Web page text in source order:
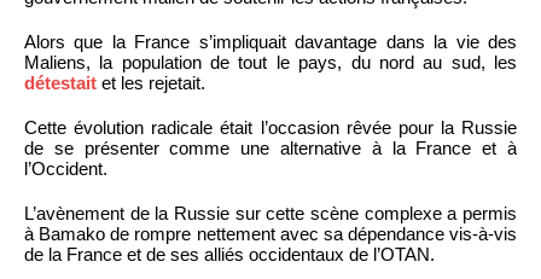
Alors que la France s’impliquait davantage dans la vie des
Maliens, la population de tout le pays, du nord au sud, les
détestait et les rejetait.
Cette évolution radicale était l’occasion rêvée pour la Russie
de se présenter comme une alternative à la France et à
l’Occident.
L’avènement de la Russie sur cette scène complexe a permis
à Bamako de rompre nettement avec sa dépendance vis-à-vis
de la France et de ses alliés occidentaux de l’OTAN.